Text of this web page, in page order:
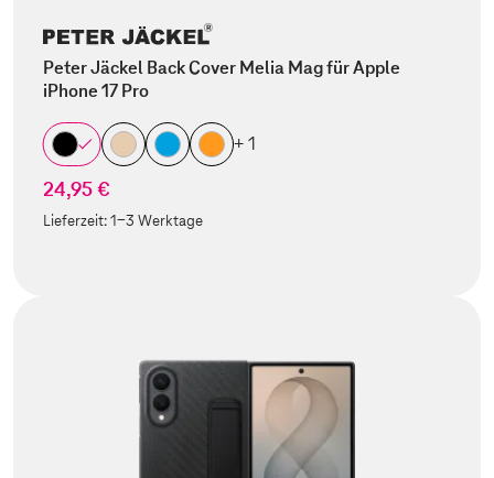
Peter Jäckel Back Cover Melia Mag für Apple
iPhone 17 Pro
+ 1
24,95 €
Lieferzeit:1-3 Werktage